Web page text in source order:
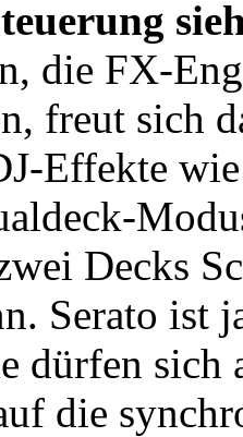
die FX-
freut sich
Effekte
Decks
Serato ist
dürfen sich
die